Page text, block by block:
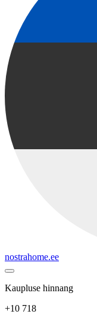
nostrahome.ee
Kaupluse hinnang
+10 718